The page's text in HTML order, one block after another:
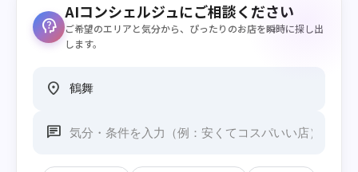
psychology_alt
AIコンシェルジュにご相談ください
ご希望のエリアと気分から、ぴったりのお店を瞬時に探し出
します。
location_on
chat